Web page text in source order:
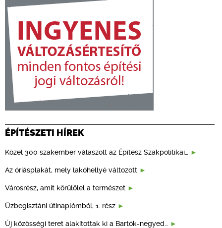
ÉPÍTÉSZETI HÍREK
Közel 300 szakember válaszolt az Építész Szakpolitikai…
Az óriásplakát, mely lakóhellyé változott
Városrész, amit körülölel a természet
Üzbegisztáni útinaplómból, 1. rész
Új közösségi teret alakítottak ki a Bartók-negyed…